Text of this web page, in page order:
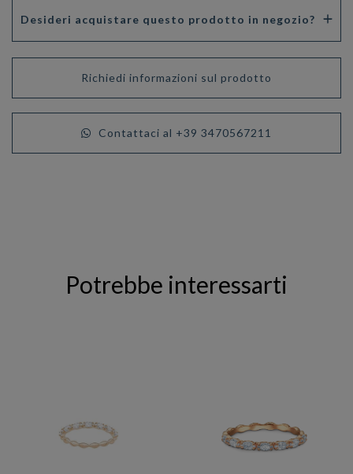
Desideri acquistare questo prodotto in negozio?
Richiedi informazioni sul prodotto
Contattaci al +39 3470567211
Potrebbe interessarti